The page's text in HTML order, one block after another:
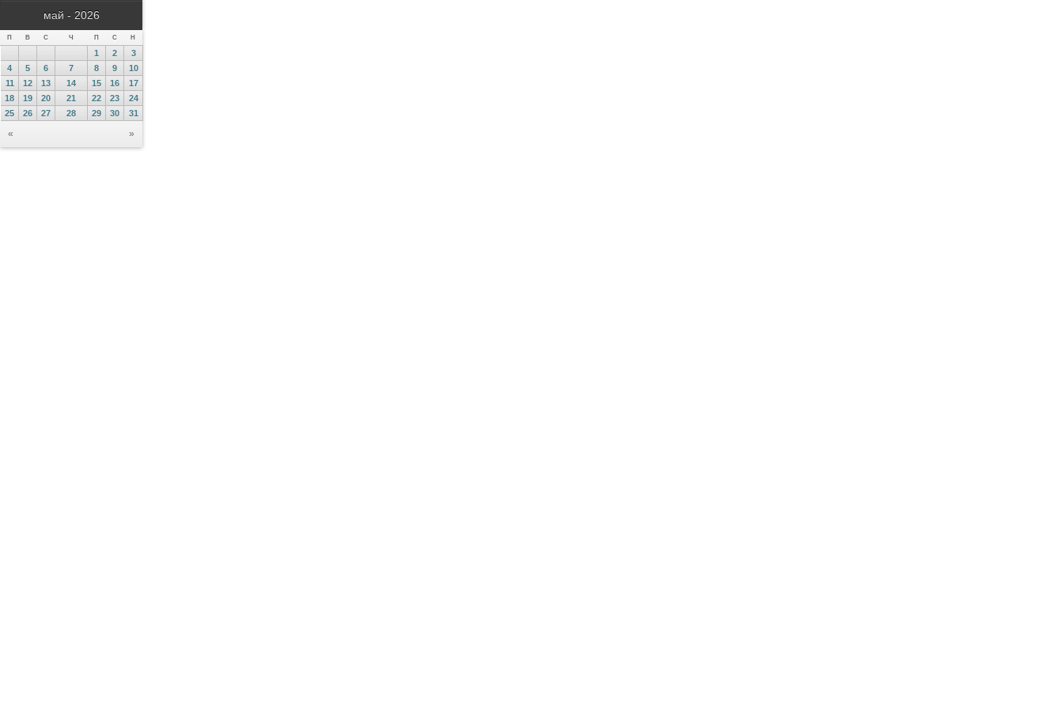
май - 2026
П В С Ч П С Н
« »
1 2
3
4
5 6 7 8 9
10
11
12 13 14 15 16
17
18
19 20 21 22 23
24
25
26 27 28 29 30 31